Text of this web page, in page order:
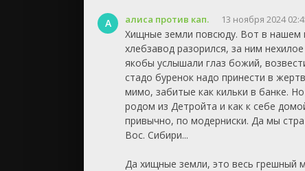
А алиса против кап. 13 ноября 2024
Хищные земли повсюду. Вот в нашем
хлебзавод разорился, за ним
якобы услышали глаз божий,
стадо буренок надо принести в
мимо, забитые как кильки в банке.
родом из Детройта и как к себе
привычно, по модерниски. Да мы
Вос. Сибири...
Да хищные земли, это весь грешный